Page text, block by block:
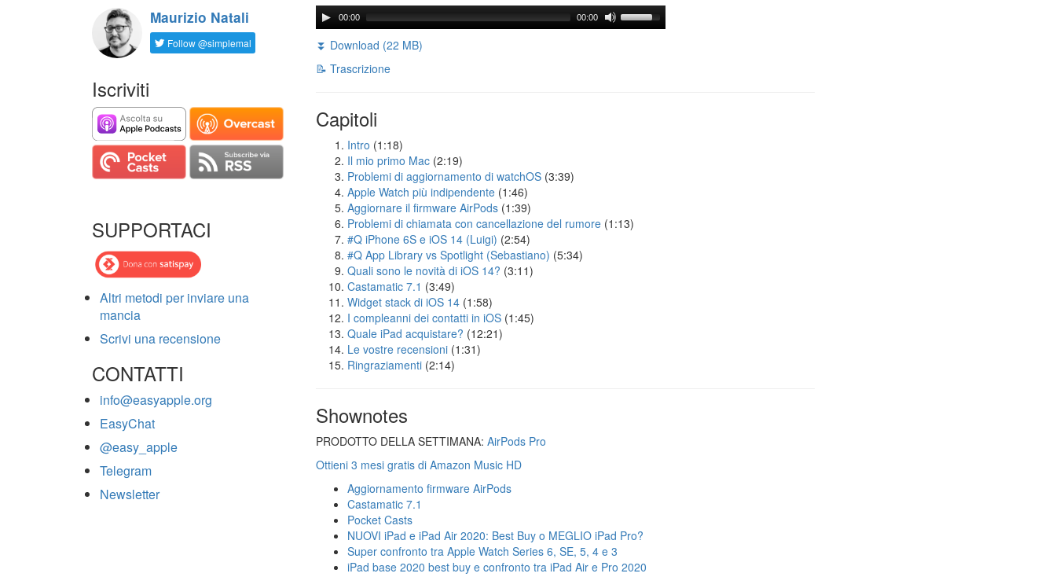
Maurizio Natali
Follow @simplemal
Iscriviti
SUPPORTACI
Altri metodi per inviare una
mancia
Scrivi una recensione
CONTATTI
info@easyapple.org
EasyChat
@easy_apple
Telegram
Newsletter
00:00 00:00
⏬ Download (22 MB)
📝 Trascrizione
Capitoli
Intro (1:18)
Il mio primo Mac (2:19)
Problemi di aggiornamento di watchOS (3:39)
Apple Watch più indipendente (1:46)
Aggiornare il firmware AirPods (1:39)
Problemi di chiamata con cancellazione del rumore (1:13)
#Q iPhone 6S e iOS 14 (Luigi) (2:54)
#Q App Library vs Spotlight (Sebastiano) (5:34)
Quali sono le novità di iOS 14? (3:11)
Castamatic 7.1 (3:49)
Widget stack di iOS 14 (1:58)
I compleanni dei contatti in iOS (1:45)
Quale iPad acquistare? (12:21)
Le vostre recensioni (1:31)
Ringraziamenti (2:14)
Shownotes
PRODOTTO DELLA SETTIMANA: AirPods Pro
Ottieni 3 mesi gratis di Amazon Music HD
Aggiornamento firmware AirPods
Castamatic 7.1
Pocket Casts
NUOVI iPad e iPad Air 2020: Best Buy o MEGLIO iPad Pro?
Super confronto tra Apple Watch Series 6, SE, 5, 4 e 3
iPad base 2020 best buy e confronto tra iPad Air e Pro 2020